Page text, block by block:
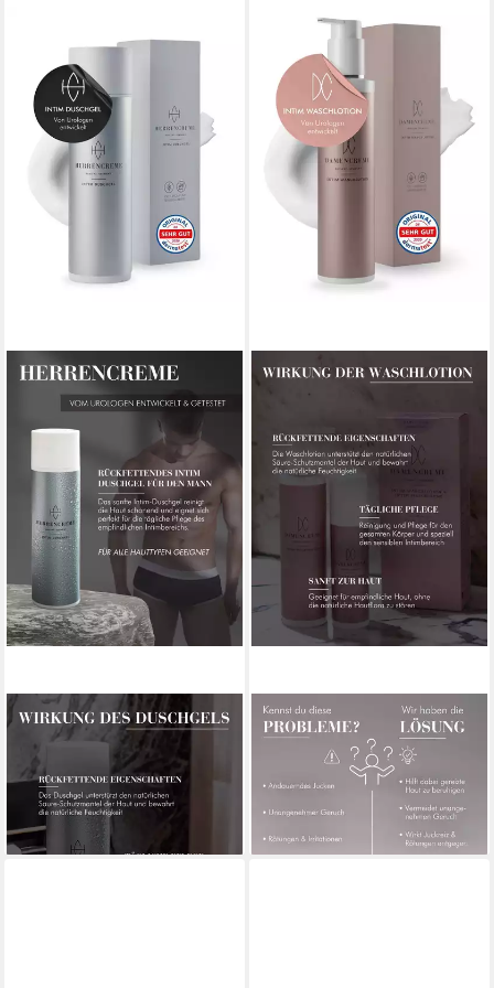
MW19 SKINCARE GMBH
Duschgel Herrencreme
Intimduschgel
13,99 €
(7,00 €/ 100 ml)
lieferbar - in 4-5 Werktagen bei dir
MW19 SKINCARE GMBH
Duschgel Damencreme
Intimwaschlotion
13,99 €
(7,00 €/ 100 ml)
lieferbar - in 4-5 Werktagen bei dir